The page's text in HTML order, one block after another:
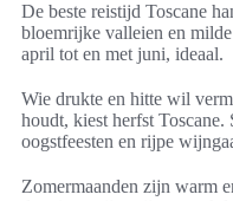
De beste reistijd Toscane
bloemrijke valleien en
april tot en met juni, ideaal.
Wie drukte en hitte wil
houdt, kiest herfst Toscane.
oogstfeesten en rijpe
Zomermaanden zijn warm